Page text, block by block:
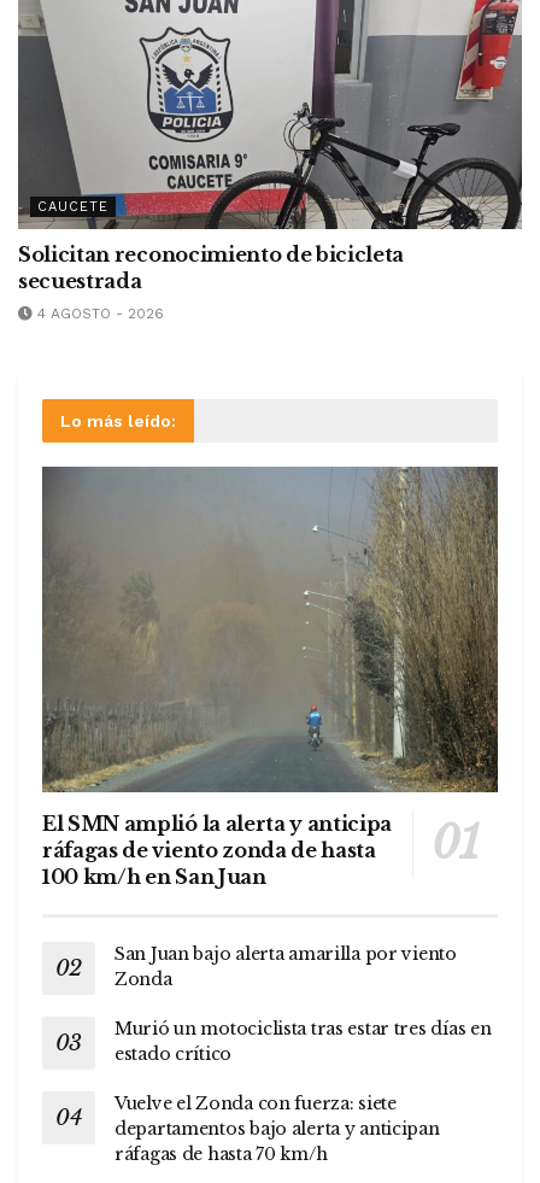
CAUCETE
Solicitan reconocimiento de bicicleta
secuestrada
4 AGOSTO - 2026
Lo más leído:
El SMN amplió la alerta y anticipa
ráfagas de viento zonda de hasta
100 km/h en San Juan
San Juan bajo alerta amarilla por viento
Zonda
Murió un motociclista tras estar tres días en
estado crítico
Vuelve el Zonda con fuerza: siete
departamentos bajo alerta y anticipan
ráfagas de hasta 70 km/h